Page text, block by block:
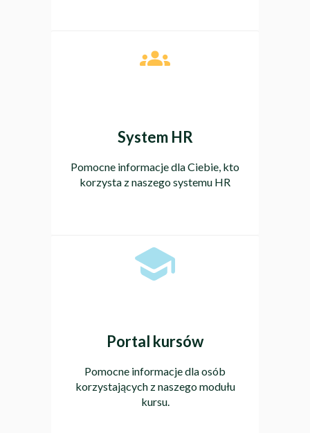
System HR
Pomocne informacje dla Ciebie, kto
korzysta z naszego systemu HR
Portal kursów
Pomocne informacje dla osób
korzystających z naszego modułu
kursu.